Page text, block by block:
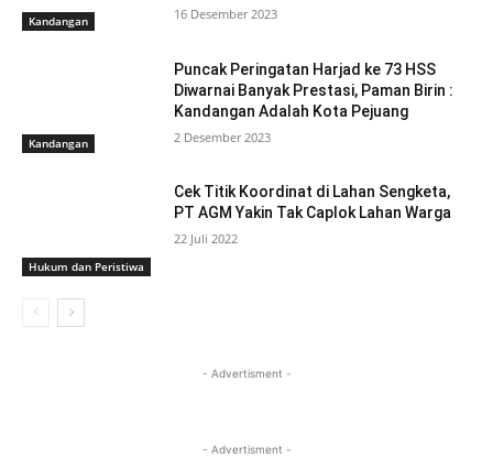
Kandangan 16 Desember 2023
Kandangan
Puncak Peringatan Harjad ke 73 HSS
Diwarnai Banyak Prestasi, Paman Birin :
Kandangan Adalah Kota Pejuang
2 Desember 2023
Hukum dan Peristiwa
Cek Titik Koordinat di Lahan Sengketa,
PT AGM Yakin Tak Caplok Lahan Warga
22 Juli 2022
- Advertisment -
- Advertisment -